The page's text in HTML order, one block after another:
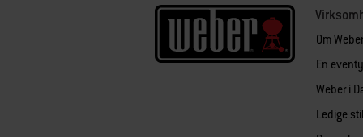
Om Weber
En
Weber i
Ledige